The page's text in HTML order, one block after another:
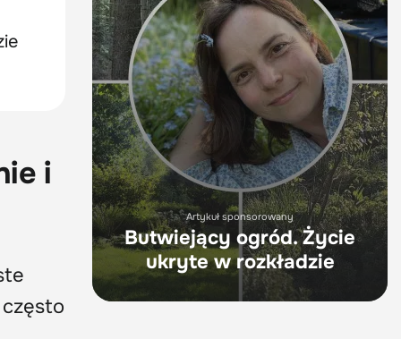
i
Artykuł sponsorowany
Butwiejący ogród. Życie
ukryte w rozkładzie